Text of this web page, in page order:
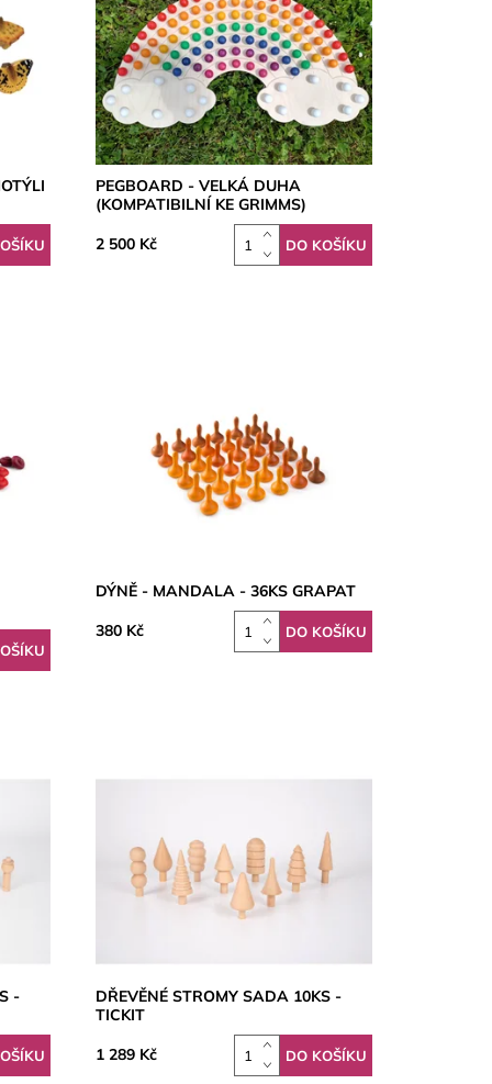
PEGBOARD - VELKÁ DUHA
(KOMPATIBILNÍ KE GRIMMS)
2 500 Kč
DÝNĚ - MANDALA - 36KS GRAPAT
380 Kč
-
DŘEVĚNÉ STROMY SADA 10KS -
TICKIT
1 289 Kč